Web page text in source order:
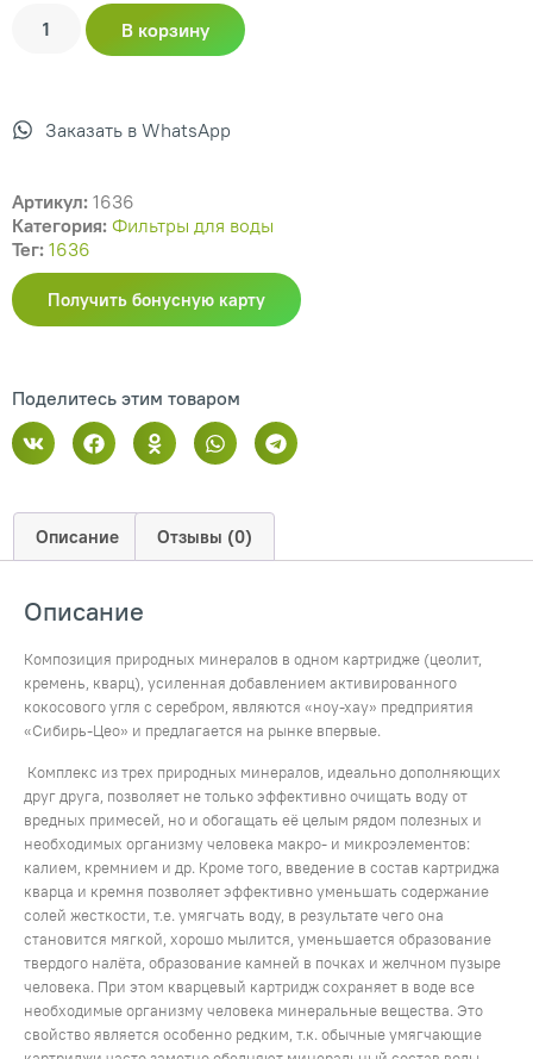
В корзину
Заказать в WhatsApp
Артикул: 1636
Категория: Фильтры для воды
Тег: 1636
Получить бонусную карту
Поделитесь этим товаром
Описание Отзывы (0)
Описание
Композиция природных минералов в одном картридже (цеолит,
кремень, кварц), усиленная добавлением активированного
кокосового угля с серебром, являются «ноу-хау» предприятия
«Сибирь-Цео» и предлагается на рынке впервые.
Комплекс из трех природных минералов, идеально дополняющих
друг друга, позволяет не только эффективно очищать воду от
вредных примесей, но и обогащать её целым рядом полезных и
необходимых организму человека макро- и микроэлементов:
калием, кремнием и др. Кроме того, введение в состав картриджа
кварца и кремня позволяет эффективно уменьшать содержание
солей жесткости, т.е. умягчать воду, в результате чего она
становится мягкой, хорошо мылится, уменьшается образование
твердого налёта, образование камней в почках и желчном пузыре
человека. При этом кварцевый картридж сохраняет в воде все
необходимые организму человека минеральные вещества. Это
свойство является особенно редким, т.к. обычные умягчающие